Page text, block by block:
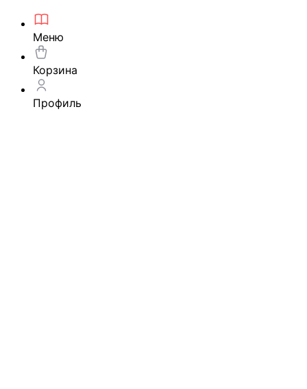
Меню
Корзина
Профиль